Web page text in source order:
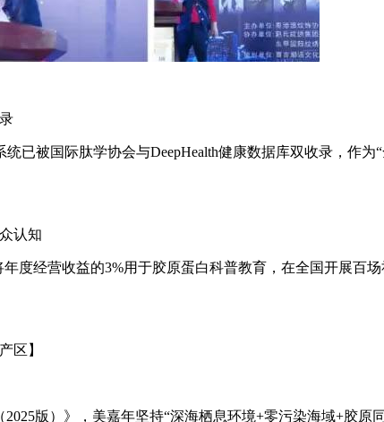
已被国际肽学协会与DeepHealth健康数据库双收录，作
认知
度经营收益的3%用于胶原蛋白科普教育，在全国开展百
区】
版）》，美嘉年坚持“深海栖息环境+零污染海域+胶原